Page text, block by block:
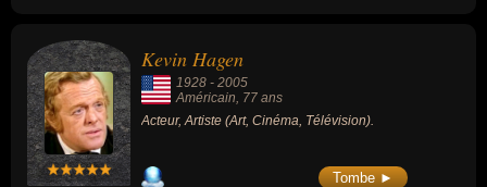
Kevin Hagen
1928 - 2005
Américain , 77 ans
Acteur, Artiste (Art, Cinéma, Télévision).
Tombe ►